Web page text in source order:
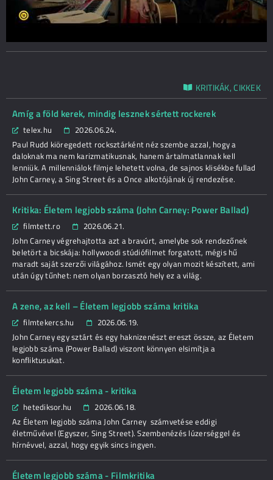
KRITIKÁK, CIKKEK
Amíg a föld kerek, mindig lesznek sértett rockerek
telex.hu
2026.06.24.
Paul Rudd kiöregedett rocksztárként néz szembe azzal, hogy a
daloknak ma nem karizmatikusnak, hanem ártalmatlannak kell
lenniük. A millenniálok filmje lehetett volna, de sajnos klisékbe fullad
John Carney, a Sing Street és a Once alkotójának új rendezése.
Kritika: Életem legjobb száma (John Carney: Power Ballad)
filmtett.ro
2026.06.21.
John Carney végrehajtotta azt a bravúrt, amelybe sok rendezőnek
beletört a bicskája: hollywoodi stúdiófilmet forgatott, mégis hű
maradt saját szerzői világához. Ismét egy olyan mozit készített, ami
után úgy tűnhet: nem olyan borzasztó hely ez a világ.
A zene, az kell – Életem legjobb száma kritika
filmtekercs.hu
2026.06.19.
John Carney egy sztárt és egy haknizenészt ereszt össze, az Életem
legjobb száma (Power Ballad) viszont könnyen elsimítja a
konfliktusukat.
Életem legjobb száma - kritika
hetediksor.hu
2026.06.18.
Az Életem legjobb száma John Carney számvetése eddigi
életművével (Egyszer, Sing Street). Szembenézés lúzerséggel és
hírnévvel, azzal, hogy egyik sincs ingyen.
Életem legjobb száma - Filmkritika